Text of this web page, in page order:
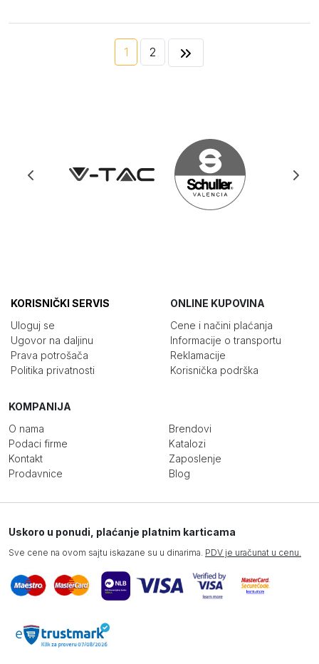
1 2
KORISNIČKI SERVIS
Uloguj se
Ugovor na daljinu
Prava potrošača
Politika privatnosti
ONLINE KUPOVINA
Cene i načini plaćanja
Informacije o transportu
Reklamacije
Korisnička podrška
KOMPANIJA
O nama
Podaci firme
Kontakt
Prodavnice
Brendovi
Katalozi
Zaposlenje
Blog
Uskoro u ponudi, plaćanje platnim karticama
Sve cene na ovom sajtu iskazane su u dinarima. PDV je uračunat u cenu.